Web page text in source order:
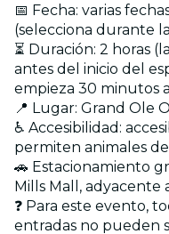
📅 Fecha: varias
(selecciona durante
⏳ Duración: 2 horas
antes del inicio del
empieza 30 minutos
📍 Lugar: Grand Ole
♿️ Accesibilidad:
permiten animales
🚗 Estacionamiento
Mills Mall, adyacente
❓ Para este evento,
entradas no pueden